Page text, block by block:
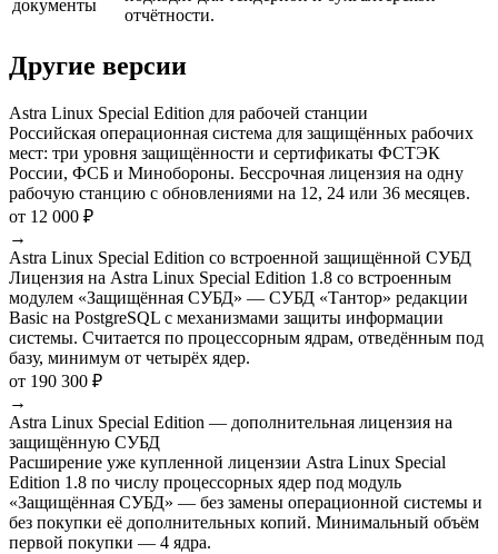
документы
отчётности.
Другие версии
Astra Linux Special Edition для рабочей станции
Российская операционная система для защищённых рабочих
мест: три уровня защищённости и сертификаты ФСТЭК
России, ФСБ и Минобороны. Бессрочная лицензия на одну
рабочую станцию с обновлениями на 12, 24 или 36 месяцев.
от 12 000 ₽
→
Astra Linux Special Edition со встроенной защищённой СУБД
Лицензия на Astra Linux Special Edition 1.8 со встроенным
модулем «Защищённая СУБД» — СУБД «Тантор» редакции
Basic на PostgreSQL с механизмами защиты информации
системы. Считается по процессорным ядрам, отведённым под
базу, минимум от четырёх ядер.
от 190 300 ₽
→
Astra Linux Special Edition — дополнительная лицензия на
защищённую СУБД
Расширение уже купленной лицензии Astra Linux Special
Edition 1.8 по числу процессорных ядер под модуль
«Защищённая СУБД» — без замены операционной системы и
без покупки её дополнительных копий. Минимальный объём
первой покупки — 4 ядра.